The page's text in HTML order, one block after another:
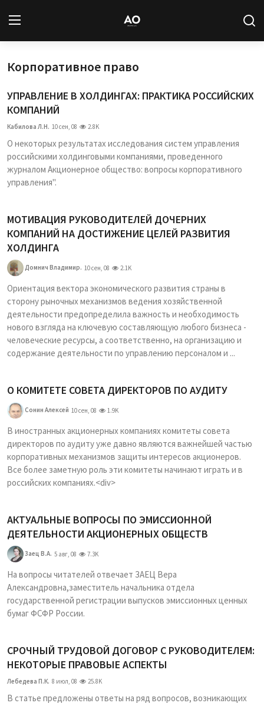
Вход Регистрация
Новости
Статьи
Авторы
Архив
База знаний
Подписка
Корпоративное право
УПРАВЛЕНИЕ В ХОЛДИНГАХ: ПРАКТИКА РОССИЙСКИХ
КОМПАНИЙ
Кабилова Л.Н. 10 сен, 08 2.8K
О некоторых результатах исследования систем управления
российскими холдинговыми компаниями, проведенного
журналом Акционерное общество: вопросы корпоративного
управления".
МОТИВАЦИЯ РУКОВОДИТЕЛЕЙ ДОЧЕРНИХ
КОМПАНИЙ НА ДОСТИЖЕНИЕ ЦЕЛЕЙ РАЗВИТИЯ
ХОЛДИНГА
Домнич Владимир. 10 сен, 08 2.1K
Ориентация вектора экономического развития страны в
сторону рыночных механизмов ведения хозяйственной
деятельности предопределила важность и необходимость
нового взгляда на ключевую составляющую любого бизнеса -
человеческие ресурсы, а соответственно, на организацию и
содержание деятельности по управлению персоналом и ...
О КОМИТЕТЕ СОВЕТА ДИРЕКТОРОВ ПО АУДИТУ
Сонин Алексей 10 сен, 08 1.9K
В иностранных акционерных компаниях комитеты совета
директоров по аудиту уже давно являются важнейшей частью
корпоративных механизмов защиты интересов акционеров.
Все более заметную роль эти комитеты начинают играть и в
российских компаниях.<div>
АКТУАЛЬНЫЕ ВОПРОСЫ ПО ЭМИССИОННОЙ
ДЕЯТЕЛЬНОСТИ АКЦИОНЕРНЫХ ОБЩЕСТВ
Заец В.А. 5 авг, 08 7.3K
На вопросы читателей отвечает ЗАЕЦ Вера
Александровна,заместитель начальника отдела
государственной регистрации выпусков эмиссионных ценных
бумаг ФСФР России.
СРОЧНЫЙ ТРУДОВОЙ ДОГОВОР С РУКОВОДИТЕЛЕМ:
НЕКОТОРЫЕ ПРАВОВЫЕ АСПЕКТЫ
Лебедева П.К. 8 июл, 08 25.8K
В статье предложены ответы на ряд вопросов, возникающих